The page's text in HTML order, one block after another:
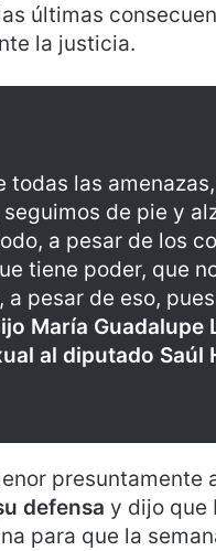
últimas
la justicia.
todas las
de pie y
a pesar de los
tiene poder, que
a pesar de eso,
María Guadalupe
al diputado Saúl
presuntamente
defensa y dijo que
para que la